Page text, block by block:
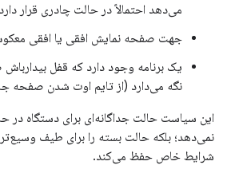
می‌دهد احتمالاً در حالت چادری قرار
جهت صفحه نمایش افقی یا افقی
یک برنامه وجود دارد که قفل
نگه می‌دارد (از تایم اوت شدن صفحه
این سیاست حالت جداگانه‌ای برای دستگاه در
نمی‌دهد؛ بلکه حالت بسته را برای طیف
شرایط خاص حفظ می‌کند.